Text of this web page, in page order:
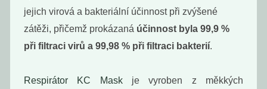
jejich virová a bakteriální účinnost při zvýšené
zátěži, přičemž prokázaná účinnost byla 99,9 %
při filtraci virů a 99,98 % při filtraci bakterií.
Respirátor KC Mask je vyroben z měkkých